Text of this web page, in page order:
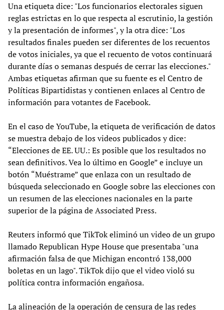
Una etiqueta dice: "Los funcionarios electorales siguen
reglas estrictas en lo que respecta al escrutinio, la gestión
y la presentación de informes", y la otra dice: "Los
resultados finales pueden ser diferentes de los recuentos
de votos iniciales, ya que el recuento de votos continuará
durante días o semanas después de cerrar las elecciones."
Ambas etiquetas afirman que su fuente es el Centro de
Políticas Bipartidistas y contienen enlaces al Centro de
información para votantes de Facebook.
En el caso de YouTube, la etiqueta de verificación de datos
se muestra debajo de los videos publicados y dice:
“Elecciones de EE. UU.: Es posible que los resultados no
sean definitivos. Vea lo último en Google” e incluye un
botón “Muéstrame” que enlaza con un resultado de
búsqueda seleccionado en Google sobre las elecciones con
un resumen de las elecciones nacionales en la parte
superior de la página de Associated Press.
Reuters informó que TikTok eliminó un video de un grupo
llamado Republican Hype House que presentaba "una
afirmación falsa de que Michigan encontró 138,000
boletas en un lago". TikTok dijo que el video violó su
política contra información engañosa.
La alineación de la operación de censura de las redes